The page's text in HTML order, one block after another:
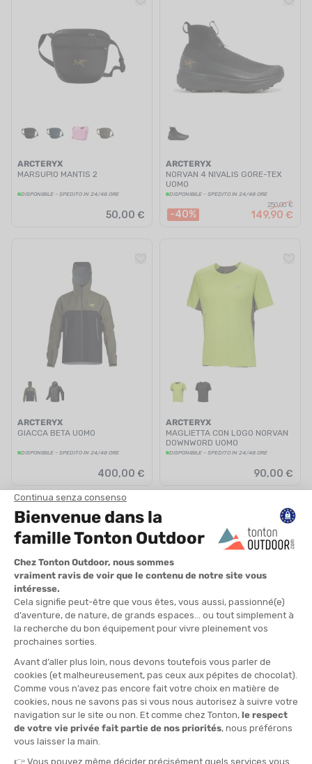
ARCTERYX
MARSUPIO MANTIS 2
DISPONIBILE - SPEDITO IN 24/48 ORE
50,00 €
ARCTERYX
NORVAN 4 NIVALIS GORE-TEX
UOMO
DISPONIBILE - SPEDITO IN 24/48 ORE
-40%
250,00 €
149,90 €
ARCTERYX
GIACCA BETA UOMO
DISPONIBILE - SPEDITO IN 24/48 ORE
400,00 €
ARCTERYX
MAGLIETTA CON LOGO NORVAN
DOWNWORD UOMO
DISPONIBILE - SPEDITO IN 24/48 ORE
90,00 €
ARCTERYX
KRAGG UOMO
DISPONIBILE - SPEDITO IN 24/48 ORE
140,00 €
ARCTERYX
SALOPETTE RUSH UOMO
DISPONIBILE - SPEDITO IN 24/48 ORE
-37%
750,00 €
471,90 €